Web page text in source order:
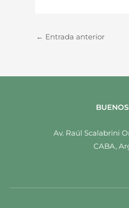
← Entrada anterior
Av. Raúl Scalabrini
CABA,